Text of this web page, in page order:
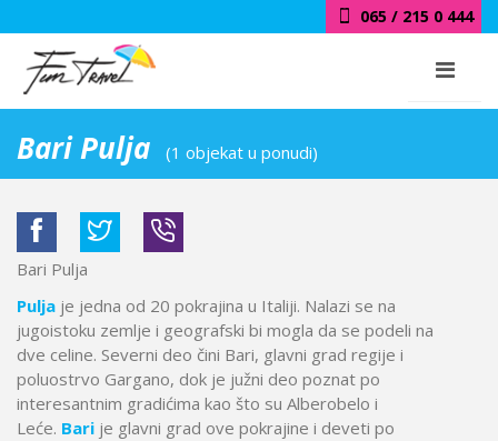
065 / 215 0 444
Bari Pulja (1 objekat u ponudi)
Bari Pulja
Pulja je jedna od 20 pokrajina u Italiji. Nalazi se na
jugoistoku zemlje i geografski bi mogla da se podeli na
dve celine. Severni deo čini Bari, glavni grad regije i
poluostrvo Gargano, dok je južni deo poznat po
interesantnim gradićima kao što su Alberobelo i
Leće. Bari je glavni grad ove pokrajine i deveti po